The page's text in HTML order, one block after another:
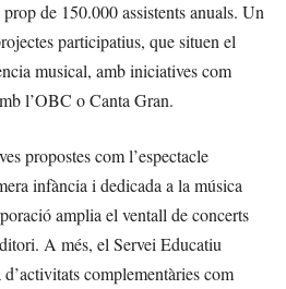
de 150.000 assistents anuals. Un
participatius, que situen el
musical, amb iniciatives com
l’OBC o Canta Gran.
propostes com l’espectacle
infància i dedicada a la música
amplia el ventall de concerts
A més, el Servei Educatiu
complementàries com